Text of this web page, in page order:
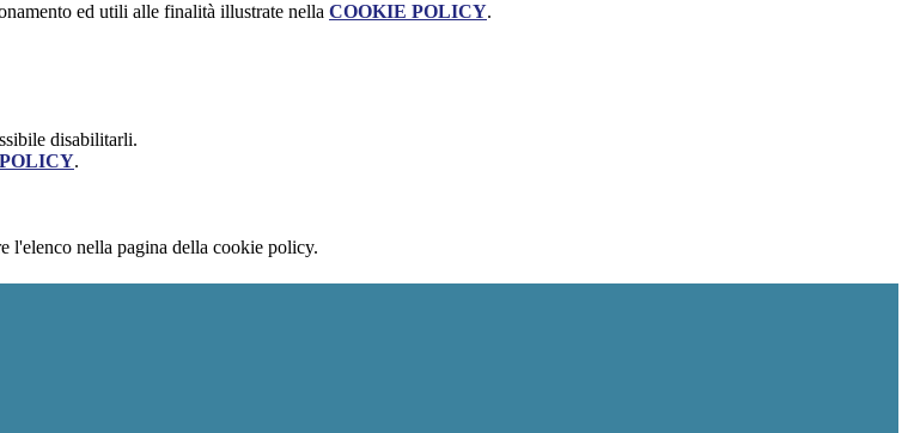
ed utili alle finalità illustrate nella COOKIE POLICY.
disabilitarli.
.
l'elenco nella pagina della cookie policy.